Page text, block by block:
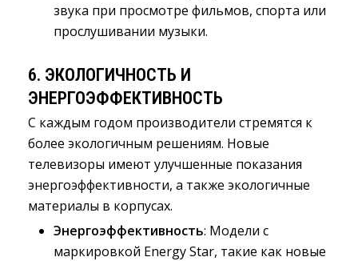
звука при просмотре фильмов, спорта или
прослушивании музыки.
6. ЭКОЛОГИЧНОСТЬ И
ЭНЕРГОЭФФЕКТИВНОСТЬ
С каждым годом производители стремятся к
более экологичным решениям. Новые
телевизоры имеют улучшенные показания
энергоэффективности, а также экологичные
материалы в корпусах.
Энергоэффективность: Модели с
маркировкой Energy Star, такие как новые